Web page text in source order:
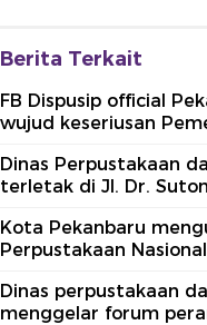
Berita Terkait
FB Dispusip official
wujud keseriusan
Dinas Perpustakaan
terletak di Jl. Dr.
Kota Pekanbaru
Perpustakaan
Dinas perpustakaan
menggelar forum